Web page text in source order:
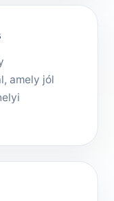
amely jól